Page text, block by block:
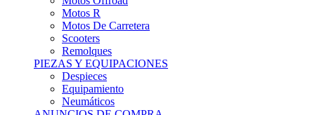
Motos R
Motos De Carretera
Scooters
Remolques
PIEZAS Y EQUIPACIONES
Despieces
Equipamiento
Neumáticos